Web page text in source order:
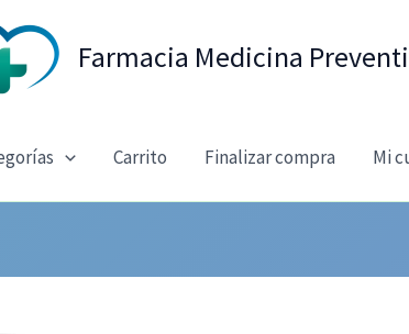
Farmacia Medicina
Carrito Finalizar compra Mi